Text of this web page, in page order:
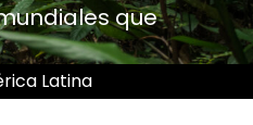
que
Latina